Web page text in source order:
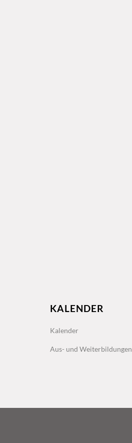
KALENDER
Kalender
Aus- und Weiterbildungen